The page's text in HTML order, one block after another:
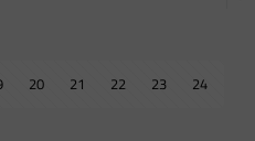
20 21 22 23 24